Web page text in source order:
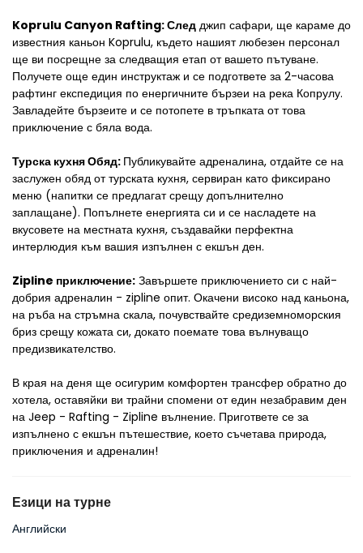
Koprulu Canyon Rafting: След джип сафари, ще караме до
известния каньон Koprulu, където нашият любезен персонал
ще ви посрещне за следващия етап от вашето пътуване.
Получете още един инструктаж и се подгответе за 2-часова
рафтинг експедиция по енергичните бързеи на река Копрулу.
Завладейте бързеите и се потопете в тръпката от това
приключение с бяла вода.
Турска кухня Обяд: Публикувайте адреналина, отдайте се на
заслужен обяд от турската кухня, сервиран като фиксирано
меню (напитки се предлагат срещу допълнително
заплащане). Попълнете енергията си и се насладете на
вкусовете на местната кухня, създавайки перфектна
интерлюдия към вашия изпълнен с екшън ден.
Zipline приключение: Завършете приключението си с най-
добрия адреналин - zipline опит. Окачени високо над каньона,
на ръба на стръмна скала, почувствайте средиземноморския
бриз срещу кожата си, докато поемате това вълнуващо
предизвикателство.
В края на деня ще осигурим комфортен трансфер обратно до
хотела, оставяйки ви трайни спомени от един незабравим ден
на Jeep - Rafting - Zipline вълнение. Пригответе се за
изпълнено с екшън пътешествие, което съчетава природа,
приключения и адреналин!
Езици на турне
Английски